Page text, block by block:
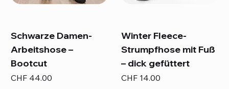
Schwarze Damen-
Arbeitshose –
Bootcut
Preis
CHF 44.00
Winter Fleece-
Strumpfhose mit Fuß
– dick gefüttert
Preis
CHF 14.00